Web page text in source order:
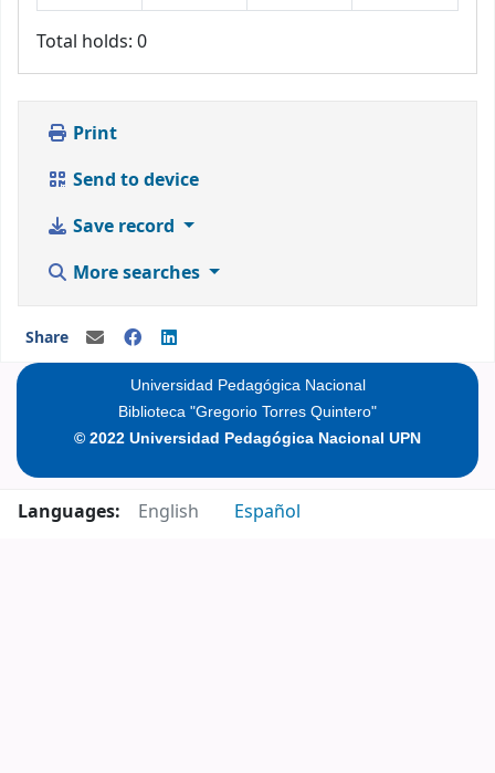
Total holds: 0
Print
Send to device
Save record
More searches
Share
Universidad Pedagógica Nacional
Biblioteca "Gregorio Torres Quintero"
© 2022 Universidad Pedagógica Nacional UPN
Languages: English Español